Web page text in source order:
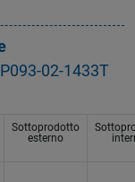
02-1433T
Sottoprodotto
esterno